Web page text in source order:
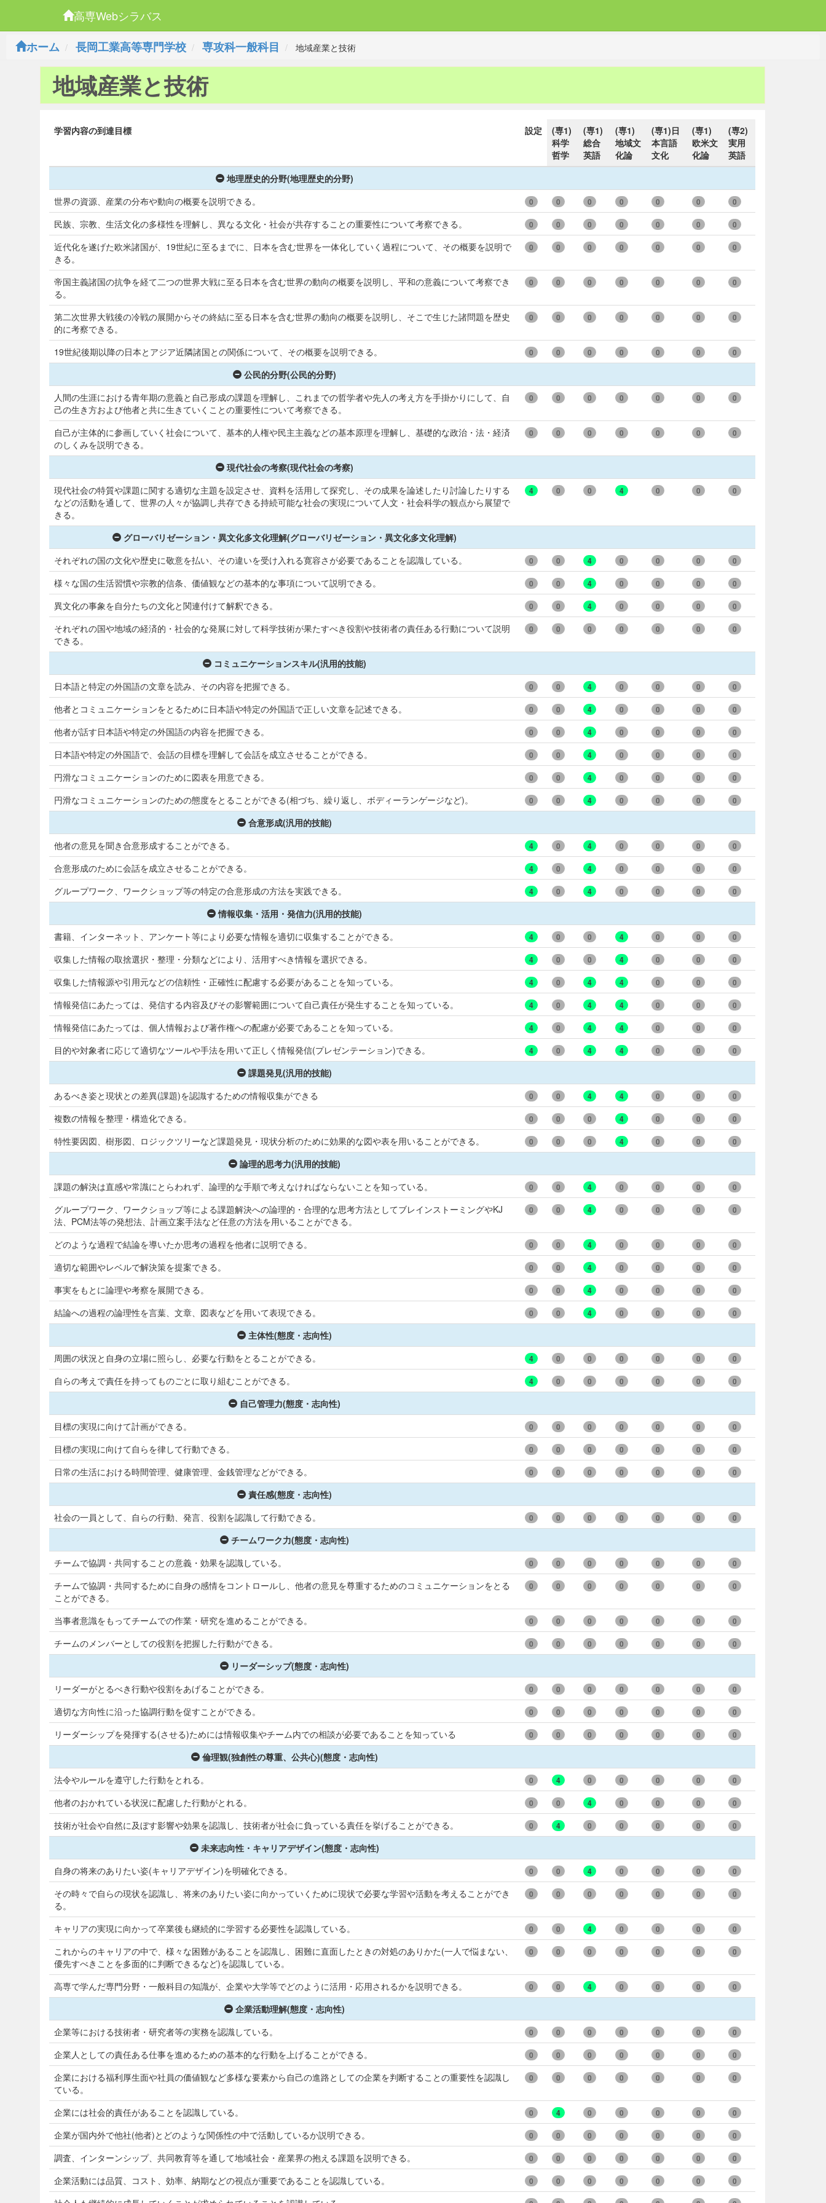
高専Webシラバス
ホーム
長岡工業高等専門学校 専攻科一般科目 地域産業と技術
地域産業と技術
学習内容の到達目標 設定
(専1)
科学
哲学
(専1)
総合
英語
(専1)
地域文
化論
(専1)日
本言語
文化
(専1)
欧米文
化論
(専2)
実用
英語
地理歴史的分野(地理歴史的分野)
世界の資源、産業の分布や動向の概要を説明できる。
0 0 0 0 0 0 0
民族、宗教、生活文化の多様性を理解し、異なる文化・社会が共存することの重要性について考察できる。 0 0 0 0 0 0 0
近代化を遂げた欧米諸国が、19世紀に至るまでに、日本を含む世界を一体化していく過程について、その概要を説明で
きる。
0 0 0 0 0 0 0
帝国主義諸国の抗争を経て二つの世界大戦に至る日本を含む世界の動向の概要を説明し、平和の意義について考察でき
る。
0 0 0 0 0 0 0
第二次世界大戦後の冷戦の展開からその終結に至る日本を含む世界の動向の概要を説明し、そこで生じた諸問題を歴史
的に考察できる。
0 0 0 0 0 0 0
19世紀後期以降の日本とアジア近隣諸国との関係について、その概要を説明できる。 0 0 0 0 0 0 0
公民的分野(公民的分野)
人間の生涯における青年期の意義と自己形成の課題を理解し、これまでの哲学者や先人の考え方を手掛かりにして、自
己の生き方および他者と共に生きていくことの重要性について考察できる。
0 0 0 0 0 0 0
自己が主体的に参画していく社会について、基本的人権や民主主義などの基本原理を理解し、基礎的な政治・法・経済
のしくみを説明できる。
0 0 0 0 0 0 0
現代社会の考察(現代社会の考察)
現代社会の特質や課題に関する適切な主題を設定させ、資料を活用して探究し、その成果を論述したり討論したりする
などの活動を通して、世界の人々が協調し共存できる持続可能な社会の実現について人文・社会科学の観点から展望で
きる。
4 0 0 4 0 0 0
グローバリゼーション・異文化多文化理解(グローバリゼーション・異文化多文化理解)
それぞれの国の文化や歴史に敬意を払い、その違いを受け入れる寛容さが必要であることを認識している。
0 0 4 0 0 0 0
様々な国の生活習慣や宗教的信条、価値観などの基本的な事項について説明できる。 0 0 4 0 0 0 0
異文化の事象を自分たちの文化と関連付けて解釈できる。 0 0 4 0 0 0 0
それぞれの国や地域の経済的・社会的な発展に対して科学技術が果たすべき役割や技術者の責任ある行動について説明
できる。
0 0 0 0 0 0 0
コミュニケーションスキル(汎用的技能)
日本語と特定の外国語の文章を読み、その内容を把握できる。
0 0 4 0 0 0 0
他者とコミュニケーションをとるために日本語や特定の外国語で正しい文章を記述できる。 0 0 4 0 0 0 0
他者が話す日本語や特定の外国語の内容を把握できる。 0 0 4 0 0 0 0
日本語や特定の外国語で、会話の目標を理解して会話を成立させることができる。 0 0 4 0 0 0 0
円滑なコミュニケーションのために図表を用意できる。 0 0 4 0 0 0 0
円滑なコミュニケーションのための態度をとることができる(相づち、繰り返し、ボディーランゲージなど)。 0 0 4 0 0 0 0
合意形成(汎用的技能)
他者の意見を聞き合意形成することができる。
4 0 4 0 0 0 0
合意形成のために会話を成立させることができる。 4 0 4 0 0 0 0
グループワーク、ワークショップ等の特定の合意形成の方法を実践できる。 4 0 4 0 0 0 0
情報収集・活用・発信力(汎用的技能)
書籍、インターネット、アンケート等により必要な情報を適切に収集することができる。
4 0 0 4 0 0 0
収集した情報の取捨選択・整理・分類などにより、活用すべき情報を選択できる。 4 0 0 4 0 0 0
収集した情報源や引用元などの信頼性・正確性に配慮する必要があることを知っている。 4 0 4 4 0 0 0
情報発信にあたっては、発信する内容及びその影響範囲について自己責任が発生することを知っている。 4 0 4 4 0 0 0
情報発信にあたっては、個人情報および著作権への配慮が必要であることを知っている。 4 0 4 4 0 0 0
目的や対象者に応じて適切なツールや手法を用いて正しく情報発信(プレゼンテーション)できる。 4 0 4 4 0 0 0
課題発見(汎用的技能)
あるべき姿と現状との差異(課題)を認識するための情報収集ができる
0 0 4 4 0 0 0
複数の情報を整理・構造化できる。 0 0 0 4 0 0 0
特性要因図、樹形図、ロジックツリーなど課題発見・現状分析のために効果的な図や表を用いることができる。 0 0 0 4 0 0 0
論理的思考力(汎用的技能)
課題の解決は直感や常識にとらわれず、論理的な手順で考えなければならないことを知っている。
0 0 4 0 0 0 0
グループワーク、ワークショップ等による課題解決への論理的・合理的な思考方法としてブレインストーミングやKJ
法、PCM法等の発想法、計画立案手法など任意の方法を用いることができる。
0 0 4 0 0 0 0
どのような過程で結論を導いたか思考の過程を他者に説明できる。 0 0 4 0 0 0 0
適切な範囲やレベルで解決策を提案できる。 0 0 4 0 0 0 0
事実をもとに論理や考察を展開できる。 0 0 4 0 0 0 0
結論への過程の論理性を言葉、文章、図表などを用いて表現できる。 0 0 4 0 0 0 0
主体性(態度・志向性)
周囲の状況と自身の立場に照らし、必要な行動をとることができる。
4 0 0 0 0 0 0
自らの考えで責任を持ってものごとに取り組むことができる。 4 0 0 0 0 0 0
自己管理力(態度・志向性)
目標の実現に向けて計画ができる。
0 0 0 0 0 0 0
目標の実現に向けて自らを律して行動できる。 0 0 0 0 0 0 0
日常の生活における時間管理、健康管理、金銭管理などができる。 0 0 0 0 0 0 0
責任感(態度・志向性)
社会の一員として、自らの行動、発言、役割を認識して行動できる。
0 0 0 0 0 0 0
チームワーク力(態度・志向性)
チームで協調・共同することの意義・効果を認識している。
0 0 0 0 0 0 0
チームで協調・共同するために自身の感情をコントロールし、他者の意見を尊重するためのコミュニケーションをとる
ことができる。
0 0 0 0 0 0 0
当事者意識をもってチームでの作業・研究を進めることができる。 0 0 0 0 0 0 0
チームのメンバーとしての役割を把握した行動ができる。 0 0 0 0 0 0 0
リーダーシップ(態度・志向性)
リーダーがとるべき行動や役割をあげることができる。
0 0 0 0 0 0 0
適切な方向性に沿った協調行動を促すことができる。 0 0 0 0 0 0 0
リーダーシップを発揮する(させる)ためには情報収集やチーム内での相談が必要であることを知っている 0 0 0 0 0 0 0
倫理観(独創性の尊重、公共心)(態度・志向性)
法令やルールを遵守した行動をとれる。
0 4 0 0 0 0 0
他者のおかれている状況に配慮した行動がとれる。 0 0 4 0 0 0 0
技術が社会や自然に及ぼす影響や効果を認識し、技術者が社会に負っている責任を挙げることができる。 0 4 0 0 0 0 0
未来志向性・キャリアデザイン(態度・志向性)
自身の将来のありたい姿(キャリアデザイン)を明確化できる。
0 0 4 0 0 0 0
その時々で自らの現状を認識し、将来のありたい姿に向かっていくために現状で必要な学習や活動を考えることができ
る。
0 0 0 0 0 0 0
キャリアの実現に向かって卒業後も継続的に学習する必要性を認識している。 0 0 4 0 0 0 0
これからのキャリアの中で、様々な困難があることを認識し、困難に直面したときの対処のありかた(一人で悩まない、
優先すべきことを多面的に判断できるなど)を認識している。
0 0 0 0 0 0 0
高専で学んだ専門分野・一般科目の知識が、企業や大学等でどのように活用・応用されるかを説明できる。 0 0 4 0 0 0 0
企業活動理解(態度・志向性)
企業等における技術者・研究者等の実務を認識している。
0 0 0 0 0 0 0
企業人としての責任ある仕事を進めるための基本的な行動を上げることができる。 0 0 0 0 0 0 0
企業における福利厚生面や社員の価値観など多様な要素から自己の進路としての企業を判断することの重要性を認識し
ている。
0 0 0 0 0 0 0
企業には社会的責任があることを認識している。 0 4 0 0 0 0 0
企業が国内外で他社(他者)とどのような関係性の中で活動しているか説明できる。 0 0 0 0 0 0 0
調査、インターンシップ、共同教育等を通して地域社会・産業界の抱える課題を説明できる。 0 0 0 0 0 0 0
企業活動には品質、コスト、効率、納期などの視点が重要であることを認識している。 0 0 0 0 0 0 0